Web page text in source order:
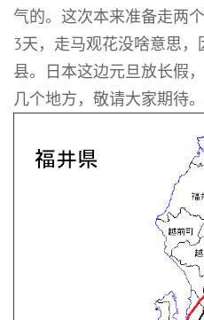
气的。这次本来准备走两
3天，走马观花没啥意思
县。日本这边元旦放长假
几个地方，敬请大家期待。